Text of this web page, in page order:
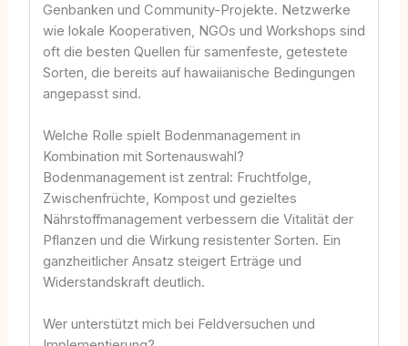
Genbanken und Community-Projekte. Netzwerke
wie lokale Kooperativen, NGOs und Workshops sind
oft die besten Quellen für samenfeste, getestete
Sorten, die bereits auf hawaiianische Bedingungen
angepasst sind.
Welche Rolle spielt Bodenmanagement in
Kombination mit Sortenauswahl?
Bodenmanagement ist zentral: Fruchtfolge,
Zwischenfrüchte, Kompost und gezieltes
Nährstoffmanagement verbessern die Vitalität der
Pflanzen und die Wirkung resistenter Sorten. Ein
ganzheitlicher Ansatz steigert Erträge und
Widerstandskraft deutlich.
Wer unterstützt mich bei Feldversuchen und